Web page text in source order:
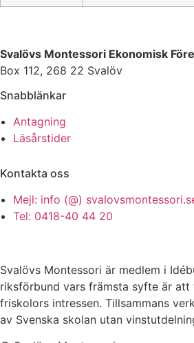
Svalövs Montessori Ekonomisk
Box 112, 268 22 Svalöv
Snabblänkar
Antagning
Läsårstider
Kontakta oss
Mejl: info (@)
Tel: 0418-40 44 20
Svalövs Montessori är medlem i
riksförbund vars främsta syfte är att
friskolors intressen. Tillsammans
av Svenska skolan utan